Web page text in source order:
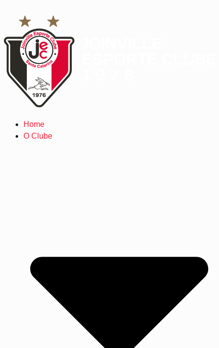
Home
O Clube